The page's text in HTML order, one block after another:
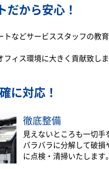
から安心！
などサービススタッフの教
ィス環境に大きく貢献致しま
に対応！
徹底整備
見えないところも一切手
バラバラに分解して破損
に点検・清掃いたします。